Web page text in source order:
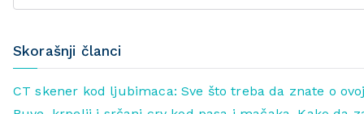
Skorašnji članci
CT skener kod ljubimaca: Sve što treba da znate o